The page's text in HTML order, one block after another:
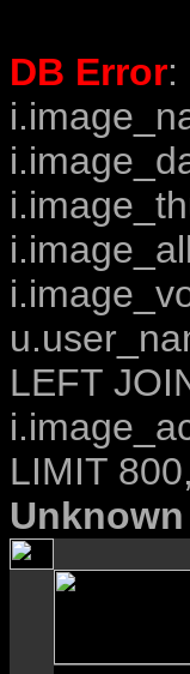
DB Error:
LEFT
LIMIT